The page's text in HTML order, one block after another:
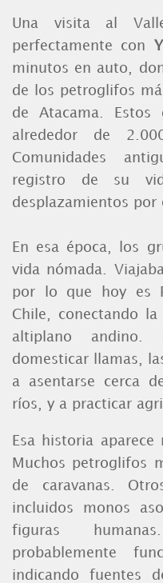
Una visita al
perfectamente con
minutos en auto,
de los petroglifos
de Atacama. Estos
alrededor de
Comunidades
registro de su
desplazamientos por
En esa época, los
vida nómada.
por lo que hoy es
Chile, conectando la
altiplano andino.
domesticar llamas,
a asentarse cerca
ríos, y a practicar
Esa historia aparece
Muchos petroglifos
de caravanas.
incluidos monos
figuras
probablemente
indicando fuentes